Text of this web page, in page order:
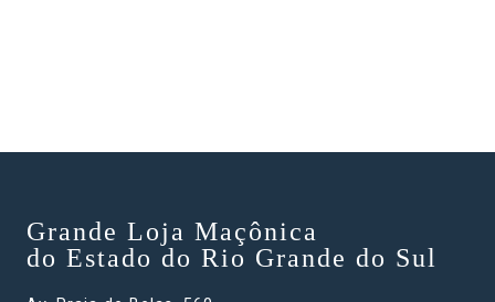
Grande Loja Maçônica
do Estado do Rio Grande do Sul